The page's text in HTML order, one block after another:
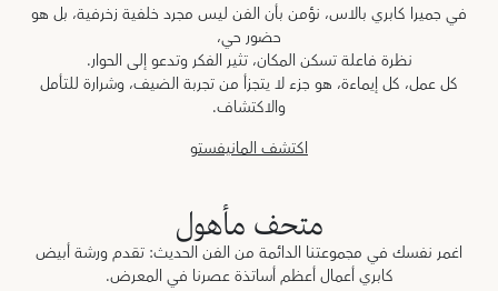
في جميرا كابري بالاس، نؤمن بأن الفن ليس مجرد خلفية زخرفية، بل هو
حضور حي،
نظرة فاعلة تسكن المكان، تثير الفكر وتدعو إلى الحوار.
كل عمل، كل إيماءة، هو جزء لا يتجزأ من تجربة الضيف، وشرارة للتأمل
والاكتشاف.
اكتشف المانيفستو
متحف مأهول
اغمر نفسك في مجموعتنا الدائمة من الفن الحديث: تقدم ورشة أبيض
كابري أعمال أعظم أساتذة عصرنا في المعرض.